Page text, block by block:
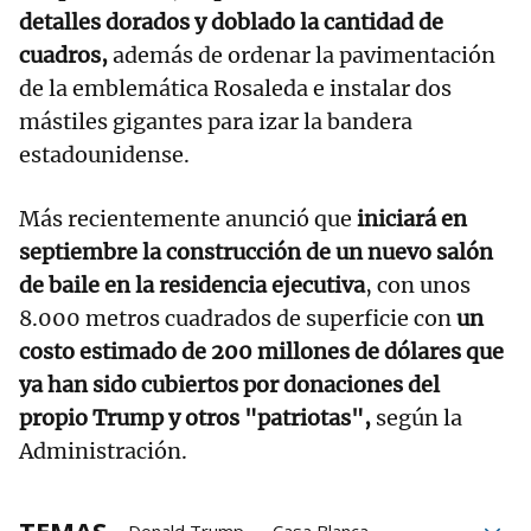
detalles dorados y doblado la cantidad de
cuadros,además de ordenar la pavimentación
de la emblemática Rosaleda e instalar dos
mástiles gigantes para izar la bandera
estadounidense.
Más recientemente anunció que iniciará en
septiembre la construcción de un nuevo salón
de baile en la residencia ejecutiva, con unos
8.000 metros cuadrados de superficie conun
costo estimado de 200 millones de dólares que
ya han sido cubiertos por donaciones del
propio Trump y otros "patriotas", según la
Administración.